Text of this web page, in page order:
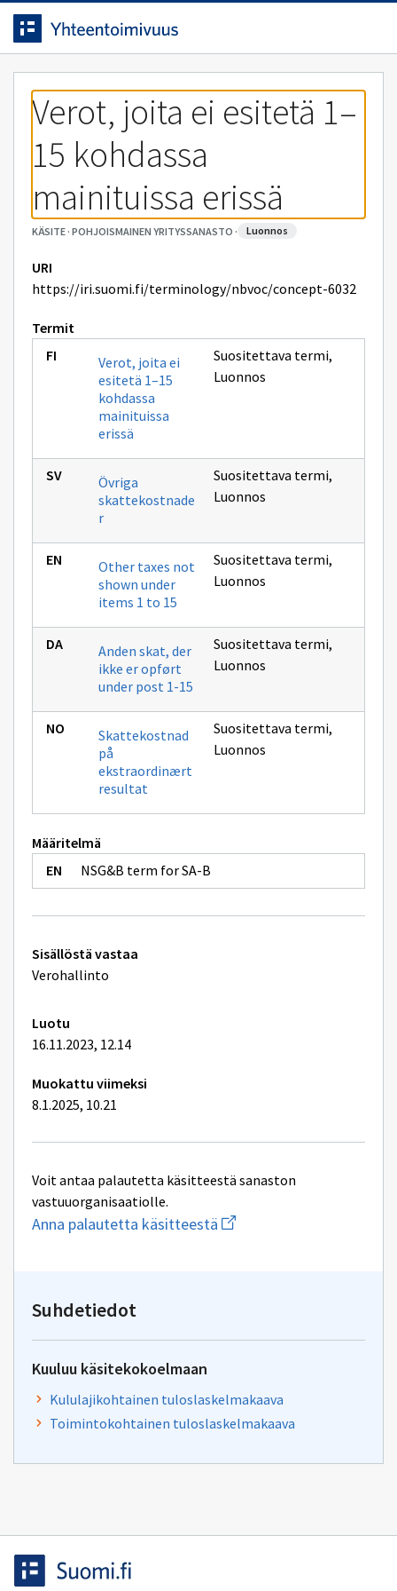
Siirrytty
sivulle
Siirry suoraan sisältöön.
Verot, joita ei esitetä 1–
15 kohdassa
mainituissa erissä
KÄSITE· POHJOISMAINEN YRITYSSANASTO · luonnos
URI
https://iri.suomi.fi/terminology/nbvoc/concept-6032
Termit
Verot, joita ei
esitetä 1–15
kohdassa
mainituissa
erissä
Suositettava termi,
Luonnos
Övriga
skattekostnade
r
Suositettava termi,
Luonnos
Other taxes not
shown under
items 1 to 15
Suositettava termi,
Luonnos
Anden skat, der
ikke er opført
under post 1-15
Suositettava termi,
Luonnos
Skattekostnad
på
ekstraordinært
resultat
Suositettava termi,
Luonnos
Määritelmä
NSG&B term for SA-B
Tekniset
lisätiedot
Sisällöstä vastaa
Verohallinto
Luotu
16.11.2023, 12.14
Muokattu viimeksi
8.1.2025, 10.21
Voit antaa palautetta käsitteestä sanaston
vastuuorganisaatiolle.
Anna palautetta käsitteestä Aloita
uuden
Suhdetiedot
Kuuluu käsitekokoelmaan
Kululajikohtainen tuloslaskelmakaava
Toimintokohtainen tuloslaskelmakaava